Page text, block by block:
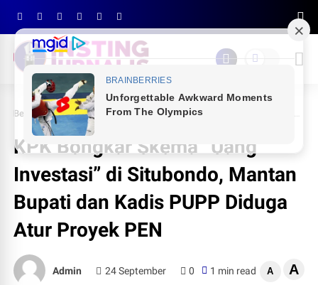
Beranda NEWS KPK Bongkar Skema “Uang Investasi” di Situbondo, Mantan Bupati dan Kadis PUPP Diduga Atur Proyek PEN
KPK Bongkar Skema “Uang
Investasi” di Situbondo, Mantan
Bupati dan Kadis PUPP Diduga
Atur Proyek PEN
Admin 24 September 0 1 min read A A